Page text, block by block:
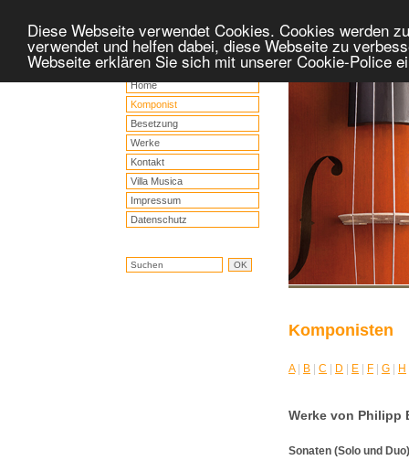
Diese Webseite verwendet Cookies. Cookies werden
verwendet und helfen dabei, diese Webseite zu
Webseite erklären Sie sich mit unserer Cookie-Police
Home
Komponist
Besetzung
Werke
Kontakt
Villa Musica
Impressum
Datenschutz
Komponisten
A| B C D E F G H
Werke von Philipp
Sonaten (Solo und